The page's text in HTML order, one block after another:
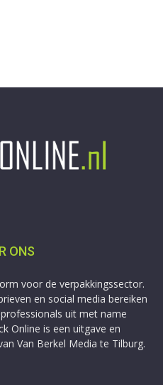
ONS
voor de verpakkingssector.
en social media bereiken
uit met name
Online is een uitgave en
Van Berkel Media te Tilburg.